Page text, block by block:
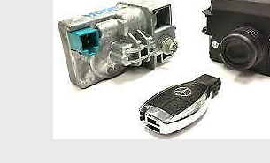
CITROEN
ABS
MULTIMEDIJA